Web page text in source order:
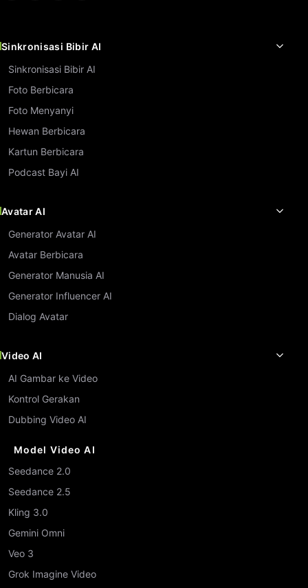
Sinkronisasi Bibir AI
Sinkronisasi Bibir AI
Foto Berbicara
Foto Menyanyi
Hewan Berbicara
Kartun Berbicara
Podcast Bayi AI
Avatar AI
Generator Avatar AI
Avatar Berbicara
Generator Manusia AI
Generator Influencer AI
Dialog Avatar
Video AI
AI Gambar ke Video
Kontrol Gerakan
Dubbing Video AI
Model Video AI
Seedance 2.0
Seedance 2.5
Kling 3.0
Gemini Omni
Veo 3
Grok Imagine Video